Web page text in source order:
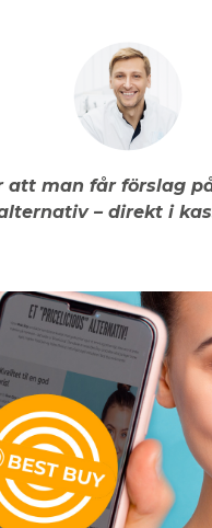
att man får förslag
– direkt i